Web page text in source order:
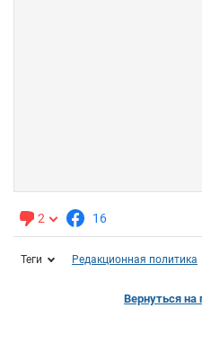
2 16
Теги Редакционная политика
Вернуться на